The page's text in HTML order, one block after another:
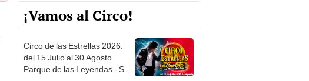
¡Vamos al Circo!
Circo de las Estrellas 2026:
del 15 Julio al 30 Agosto.
Parque de las Leyendas - San